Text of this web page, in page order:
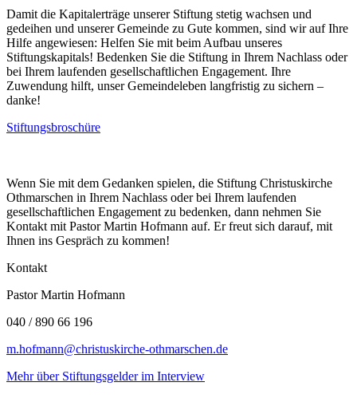
Damit die Kapitalerträge unserer Stiftung stetig wachsen und
gedeihen und unserer Gemeinde zu Gute kommen, sind wir auf Ihre
Hilfe angewiesen: Helfen Sie mit beim Aufbau unseres
Stiftungskapitals! Bedenken Sie die Stiftung in Ihrem Nachlass oder
bei Ihrem laufenden gesellschaftlichen Engagement. Ihre
Zuwendung hilft, unser Gemeindeleben langfristig zu sichern –
danke!
Stiftungsbroschüre
Wenn Sie mit dem Gedanken spielen, die Stiftung Christuskirche
Othmarschen in Ihrem Nachlass oder bei Ihrem laufenden
gesellschaftlichen Engagement zu bedenken, dann nehmen Sie
Kontakt mit Pastor Martin Hofmann auf. Er freut sich darauf, mit
Ihnen ins Gespräch zu kommen!
Kontakt
Pastor Martin Hofmann
040 / 890 66 196
m.hofmann@christuskirche-othmarschen.de
Mehr über Stiftungsgelder im Interview